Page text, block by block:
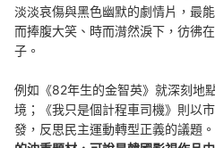
淡淡哀傷與黑色幽默的劇情片，最
而捧腹大笑、時而潸然淚下，彷彿
子。
例如《82年生的金智英》就深刻地
境；《我只是個計程車司機》則以
發，反思民主運動轉型正義的議題